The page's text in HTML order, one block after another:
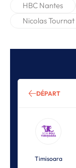
HBC Nantes
Nicolas Tournat
DÉPART
Timisoara